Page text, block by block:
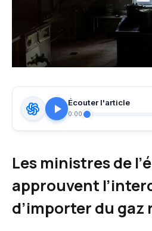
Écouter l'article
0:00
Les ministres de
approuvent
d’importer du gaz